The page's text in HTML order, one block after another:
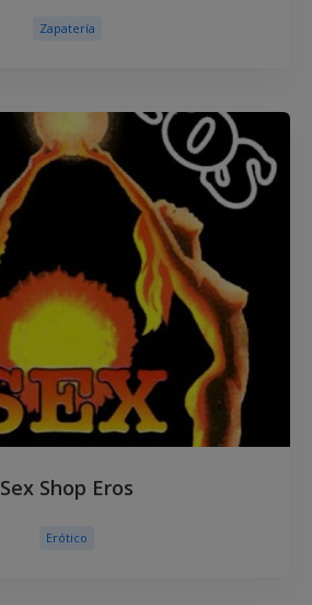
Zapatería
Sex Shop Eros
Erótico